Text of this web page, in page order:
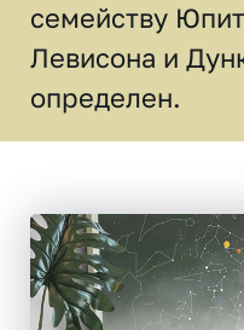
семейству
Левисона и
определен.